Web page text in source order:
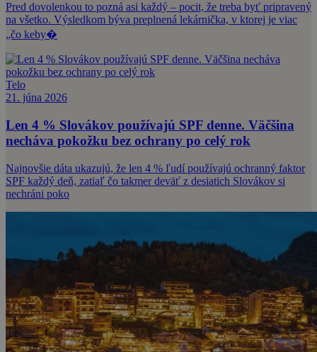
Pred dovolenkou to pozná asi každý – pocit, že treba byť pripravený
na všetko. Výsledkom býva preplnená lekárnička, v ktorej je viac
„čo keby�
Telo
21. júna 2026
Len 4 % Slovákov používajú SPF denne. Väčšina
necháva pokožku bez ochrany po celý rok
Najnovšie dáta ukazujú, že len 4 % ľudí používajú ochranný faktor
SPF každý deň, zatiaľ čo takmer deväť z desiatich Slovákov si
nechráni poko